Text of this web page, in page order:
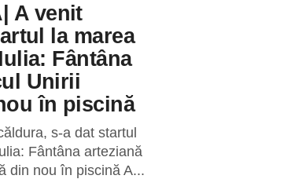
A venit
la marea
Fântâna
Unirii
în piscină
s-a dat startul
Fântâna arteziană
din nou în piscină A...